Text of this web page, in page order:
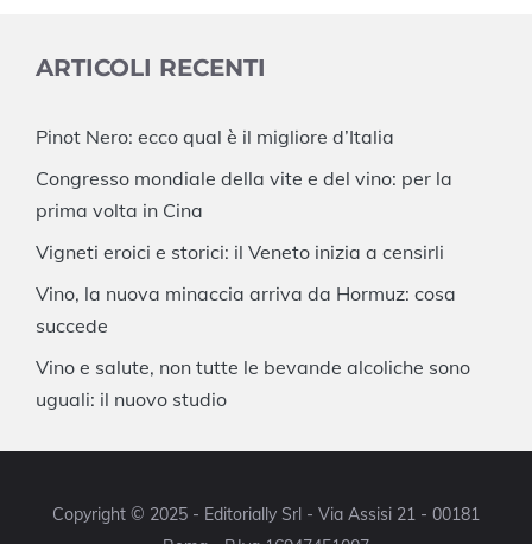
ARTICOLI RECENTI
Pinot Nero: ecco qual è il migliore d’Italia
Congresso mondiale della vite e del vino: per la
prima volta in Cina
Vigneti eroici e storici: il Veneto inizia a censirli
Vino, la nuova minaccia arriva da Hormuz: cosa
succede
Vino e salute, non tutte le bevande alcoliche sono
uguali: il nuovo studio
Copyright © 2025 - Editorially Srl - Via Assisi 21 - 00181